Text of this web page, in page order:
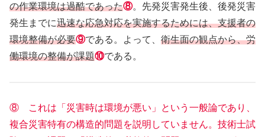
の作業環境は過酷であった⑧。先発災害発生後、後発災害
発生までに迅速な応急対応を実施するためには、支援者の
環境整備が必要⑨である。よって、 衛生面の観点から、労
働環境の整備が課題⑩である。
⑧ これは「災害時は環境が悪い」という一般論であり、
複合災害特有の構造的問題を説明していません。技術士試